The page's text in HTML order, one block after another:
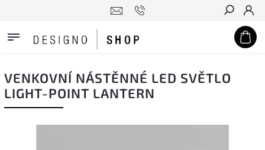
Hledat
VENKOVNÍ NÁSTĚNNÉ LED SVĚTLO
LIGHT-POINT LANTERN